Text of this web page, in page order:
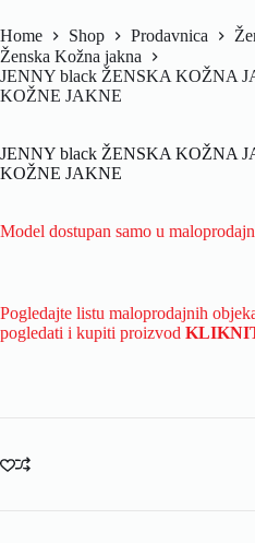
Home Shop Prodavnica
Ženska Kožna jakna
JENNY black ŽENSKA KOŽNA
KOŽNE JAKNE
JENNY black ŽENSKA KOŽNA
KOŽNE JAKNE
Model dostupan samo u
Pogledajte listu maloprodajnih
pogledati i kupiti proizvod